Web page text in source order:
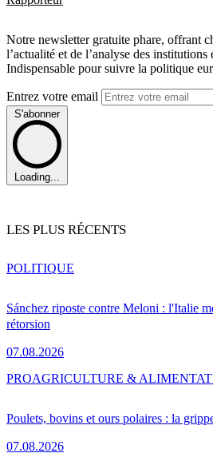
Notre newsletter gratuite phare, offrant
l’actualité et de l’analyse des institutions
Indispensable pour suivre la politique
Entrez votre email
S'abonner
Loading...
LES PLUS RÉCENTS
Sánchez riposte contre Meloni : l'Italie
rétorsion
07.08.2026
POLITIQUE
Poulets, bovins et ours polaires : la
07.08.2026
PROAGRICULTURE &